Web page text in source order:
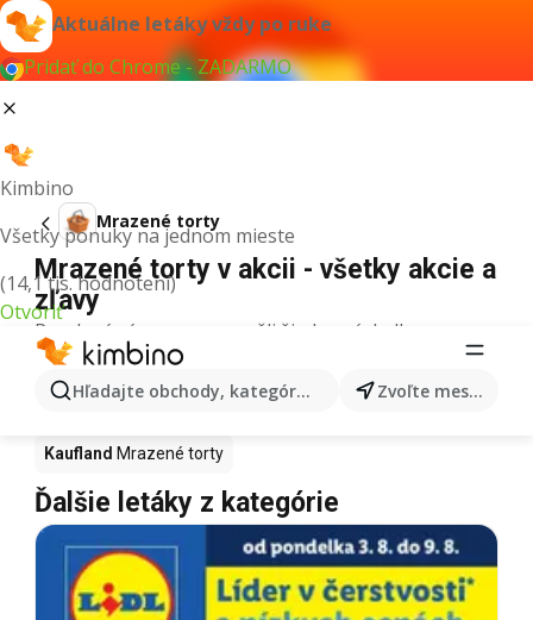
Aktuálne letáky vždy po ruke
Pridať do Chrome - ZADARMO
Kimbino
Všetky ponuky na jednom mieste
(14,1 tis. hodnotení)
Otvoriť
Hľadajte obchody, kategórie, produkty... Zvoľte mesto
Mrazené torty
Mrazené torty v akcii - všetky akcie a
zľavy
Pre daný výraz sme nenašli žiadne výsledky.
Mrazené torty v akcii - Kde kúpiť?
Tesco Mrazené torty Mrazené torty
Kaufland Mrazené torty
Ďalšie letáky z kategórie